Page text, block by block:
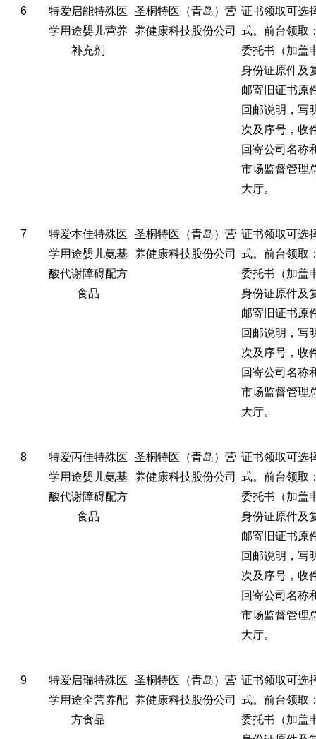
6
特爱启能特殊医
学用途婴儿营养
补充剂
圣桐特医（青岛）营
养健康科技股份公司
证书领取可选
式。前台领取
委托书（加盖
身份证原件及
邮寄旧证书原
回邮说明，写
次及序号，收
回寄公司名称
市场监督管理
大厅。
7
特爱本佳特殊医
学用途婴儿氨基
酸代谢障碍配方
食品
圣桐特医（青岛）营
养健康科技股份公司
证书领取可选
式。前台领取
委托书（加盖
身份证原件及
邮寄旧证书原
回邮说明，写
次及序号，收
回寄公司名称
市场监督管理
大厅。
8
特爱丙佳特殊医
学用途婴儿氨基
酸代谢障碍配方
食品
圣桐特医（青岛）营
养健康科技股份公司
证书领取可选
式。前台领取
委托书（加盖
身份证原件及
邮寄旧证书原
回邮说明，写
次及序号，收
回寄公司名称
市场监督管理
大厅。
9
特爱启瑞特殊医
学用途全营养配
方食品
圣桐特医（青岛）营
养健康科技股份公司
证书领取可选
式。前台领取
委托书（加盖